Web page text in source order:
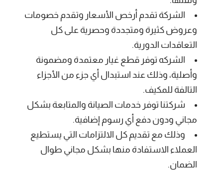
الشركة تقدم أرخص الأسعار وتقدم خصومات
وعروض كثيرة ومتجددة وحصرية على كل
التعاقدات الدورية.
الشركه توفر قطع غيار معتمدة ومضمونة
وأصلية، وذلك عند استبدال أي جزء من الأجزاء
التالفة للمكيف.
شركتنا توفر خدمات الصيانة والمتابعة بشكل
مجاني ودون دفع أي رسوم إضافية.
وذلك مع تقديم كل الالتزامات التي يستطيع
العملاء الاستفادة منها بشكل مجاني طوال
الضمان.